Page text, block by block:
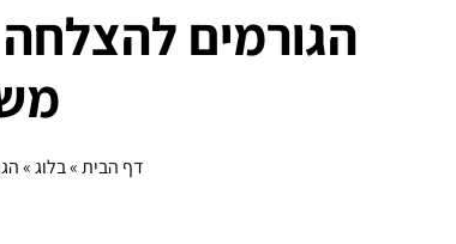
הגורמים להצלחה
דף הבית»בלוג»